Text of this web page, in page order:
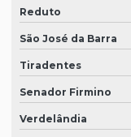
Reduto
São José da Barra
Tiradentes
Senador Firmino
Verdelândia